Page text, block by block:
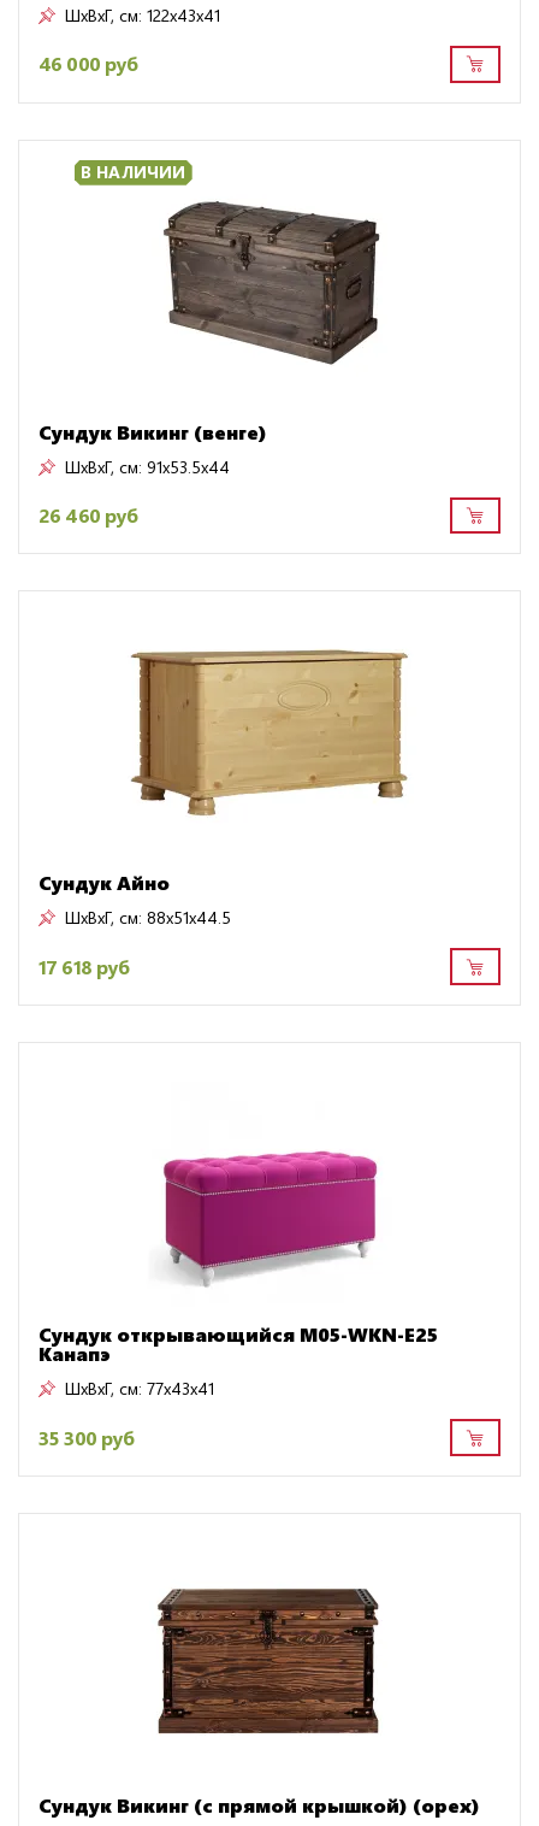
ШxВxГ, см: 122x43x41
46 000 руб
В НАЛИЧИИ
Сундук Викинг (венге)
ШxВxГ, см: 91x53.5x44
26 460 руб
Сундук Айно
ШxВxГ, см: 88x51x44.5
17 618 руб
Сундук открывающийся M05-WKN-E25
Канапэ
ШxВxГ, см: 77x43x41
35 300 руб
Сундук Викинг (с прямой крышкой) (орех)